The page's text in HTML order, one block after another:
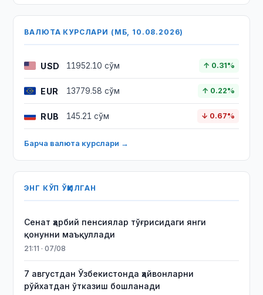
ВАЛЮТА КУРСЛАРИ (МБ, 10.08.2026)
USD 11952.10 сўм ↑ 0.31%
EUR 13779.58 сўм ↑ 0.22%
RUB 145.21 сўм ↓ 0.67%
Барча валюта курслари →
ЭНГ КЎП ЎҚИЛГАН
Сенат ҳарбий пенсиялар тўғрисидаги янги
қонунни маъқуллади
21:11 · 07/08
7 августдан Ўзбекистонда ҳайвонларни
рўйхатдан ўтказиш бошланади